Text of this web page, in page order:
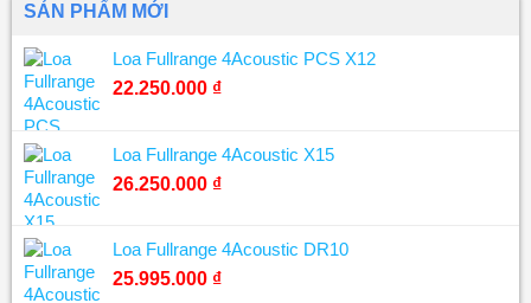
SẢN PHẨM MỚI
Loa Fullrange 4Acoustic PCS X12
22.250.000 ₫
Loa Fullrange 4Acoustic X15
26.250.000 ₫
Loa Fullrange 4Acoustic DR10
25.995.000 ₫